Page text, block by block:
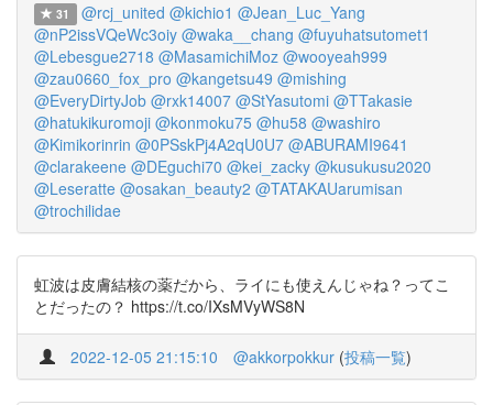
31 @rcj_united @kichio1 @Jean_Luc_Yang
@nP2issVQeWc3oiy @waka__chang @fuyuhatsutomet1
@Lebesgue2718 @MasamichiMoz @wooyeah999
@zau0660_fox_pro @kangetsu49 @mishing
@EveryDirtyJob @rxk14007 @StYasutomi @TTakasie
@hatukikuromoji @konmoku75 @hu58 @washiro
@Kimikorinrin @0PSskPj4A2qU0U7 @ABURAMI9641
@clarakeene @DEguchi70 @kei_zacky @kusukusu2020
@Leseratte @osakan_beauty2 @TATAKAUarumisan
@trochilidae
虹波は皮膚結核の薬だから、ライにも使えんじゃね？ってこ
とだったの？ https://t.co/IXsMVyWS8N
2022-12-05 21:15:10 @akkorpokkur (投稿一覧)